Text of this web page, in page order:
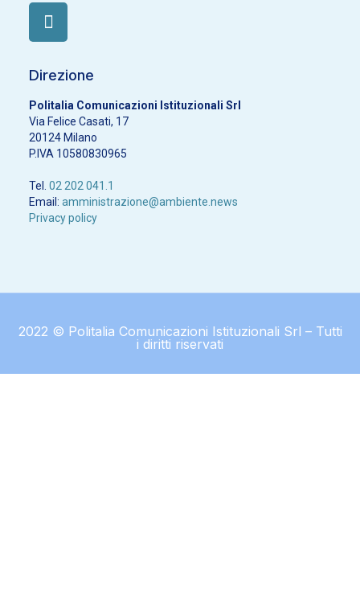
Direzione
Politalia Comunicazioni Istituzionali Srl
Via Felice Casati, 17
20124 Milano
P.IVA 10580830965
Tel. 02 202 041.1
Email: amministrazione@ambiente.news
Privacy policy
2022 © Politalia Comunicazioni Istituzionali Srl – Tutti
i diritti riservati